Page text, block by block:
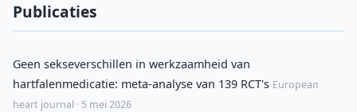
Publicaties
Geen sekseverschillen in werkzaamheid van
hartfalenmedicatie: meta-analyse van 139 RCT's European
heart journal · 5 mei 2026